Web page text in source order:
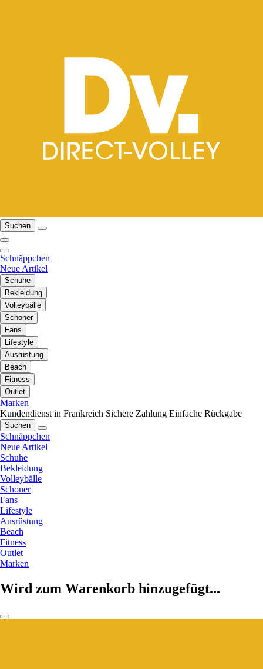
Suchen
Schnäppchen
Neue Artikel
Schuhe
Bekleidung
Volleybälle
Schoner
Fans
Lifestyle
Ausrüstung
Beach
Fitness
Outlet
Marken
Kundendienst in Frankreich Sichere Zahlung Einfache Rückgabe
Suchen
Schnäppchen
Neue Artikel
Schuhe
Bekleidung
Volleybälle
Schoner
Fans
Lifestyle
Ausrüstung
Beach
Fitness
Outlet
Marken
Wird zum Warenkorb hinzugefügt...